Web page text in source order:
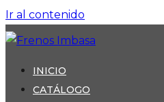
Ir al contenido
INICIO
CATÁLOGO